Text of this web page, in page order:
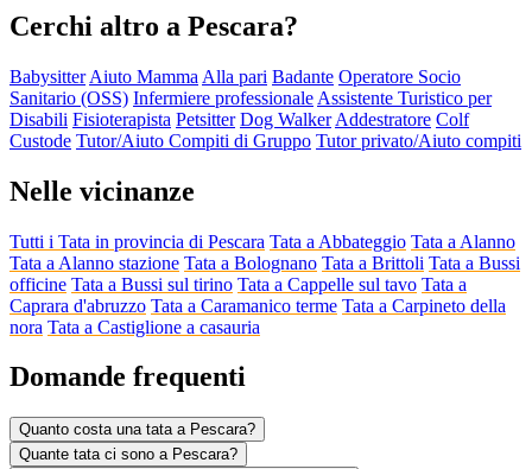
Cerchi altro a Pescara?
Babysitter Aiuto Mamma Alla pari Badante Operatore Socio
Sanitario (OSS) Infermiere professionale Assistente Turistico per
Disabili Fisioterapista Petsitter Dog Walker Addestratore Colf
Custode Tutor/Aiuto Compiti di Gruppo Tutor privato/Aiuto compiti
Nelle vicinanze
Tutti i Tata in provincia di Pescara Tata a Abbateggio Tata a Alanno
Tata a Alanno stazione Tata a Bolognano Tata a Brittoli Tata a Bussi
officine Tata a Bussi sul tirino Tata a Cappelle sul tavo Tata a
Caprara d'abruzzo Tata a Caramanico terme Tata a Carpineto della
nora Tata a Castiglione a casauria
Domande frequenti
Quanto costa una tata a Pescara?
Quante tata ci sono a Pescara?